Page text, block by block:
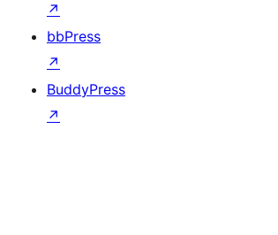
↗
bbPress
↗
BuddyPress
↗